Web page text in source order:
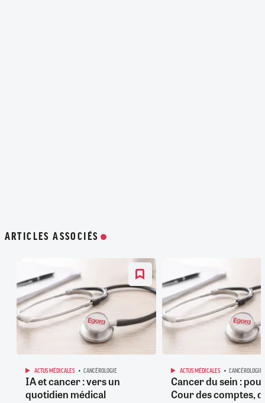
ARTICLES ASSOCIÉS
ACTUS MÉDICALES CANCÉROLOGIE
IA et cancer : vers un
quotidien médical
ACTUS MÉDICALES CANCÉROLOGIE
Cancer du sein :
Cour des comptes,